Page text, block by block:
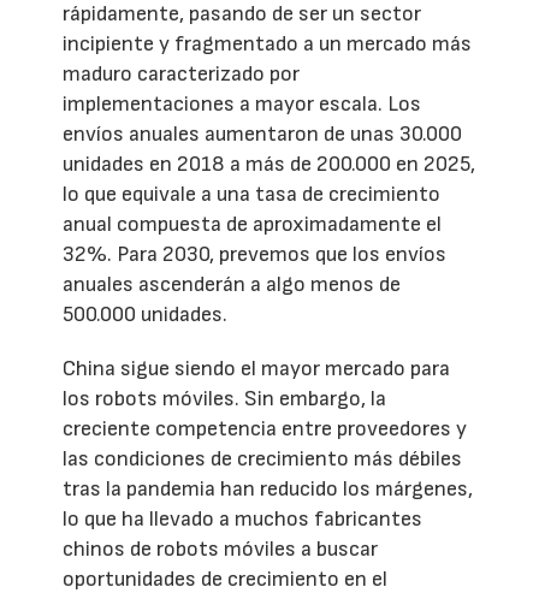
rápidamente, pasando de ser un sector
incipiente y fragmentado a un mercado más
maduro caracterizado por
implementaciones a mayor escala. Los
envíos anuales aumentaron de unas 30.000
unidades en 2018 a más de 200.000 en 2025,
lo que equivale a una tasa de crecimiento
anual compuesta de aproximadamente el
32%. Para 2030, prevemos que los envíos
anuales ascenderán a algo menos de
500.000 unidades.
China sigue siendo el mayor mercado para
los robots móviles. Sin embargo, la
creciente competencia entre proveedores y
las condiciones de crecimiento más débiles
tras la pandemia han reducido los márgenes,
lo que ha llevado a muchos fabricantes
chinos de robots móviles a buscar
oportunidades de crecimiento en el